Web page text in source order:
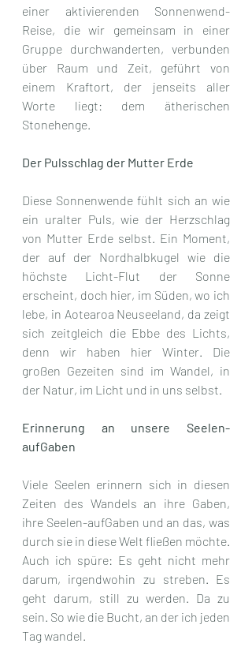
einer aktivierenden Sonnenwend-
Reise, die wir gemeinsam in einer
Gruppe durchwanderten, verbunden
über Raum und Zeit, geführt von
einem Kraftort, der jenseits aller
Worte liegt: dem ätherischen
Stonehenge.
Der Pulsschlag der Mutter Erde
Diese Sonnenwende fühlt sich an wie
ein uralter Puls, wie der Herzschlag
von Mutter Erde selbst. Ein Moment,
der auf der Nordhalbkugel wie die
höchste Licht-Flut der Sonne
erscheint, doch hier, im Süden, wo ich
lebe, in Aotearoa Neuseeland, da zeigt
sich zeitgleich die Ebbe des Lichts,
denn wir haben hier Winter. Die
großen Gezeiten sind im Wandel, in
der Natur, im Licht und in uns selbst.
Erinnerung an unsere Seelen-
aufGaben
Viele Seelen erinnern sich in diesen
Zeiten des Wandels an ihre Gaben,
ihre Seelen-aufGaben und an das, was
durch sie in diese Welt fließen möchte.
Auch ich spüre: Es geht nicht mehr
darum, irgendwohin zu streben. Es
geht darum, still zu werden. Da zu
sein. So wie die Bucht, an der ich jeden
Tag wandel.